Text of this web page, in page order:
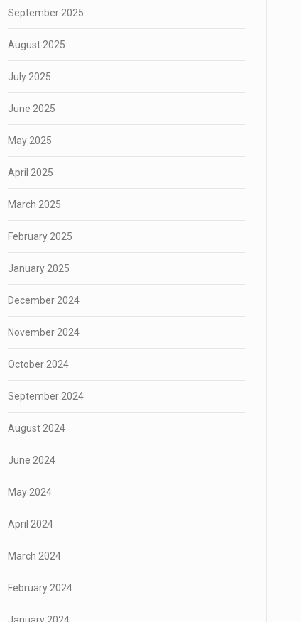
September 2025
August 2025
July 2025
June 2025
May 2025
April 2025
March 2025
February 2025
January 2025
December 2024
November 2024
October 2024
September 2024
August 2024
June 2024
May 2024
April 2024
March 2024
February 2024